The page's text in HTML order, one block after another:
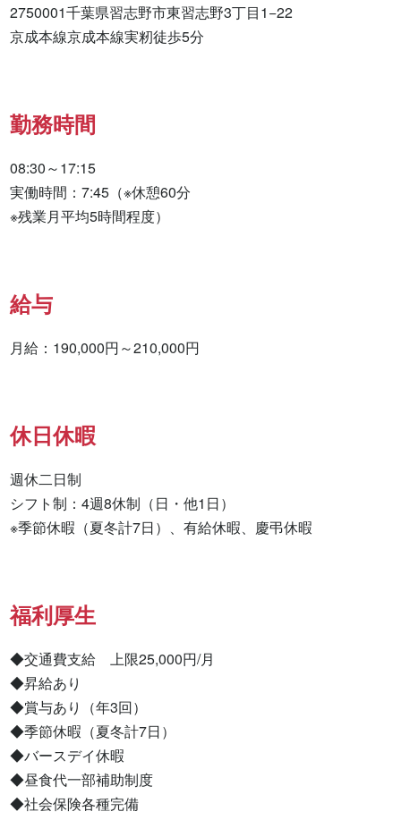
2750001千葉県習志野市東習志野3丁目1−22
京成本線京成本線実籾徒歩5分
勤務時間
08:30～17:15
実働時間：7:45（※休憩60分
※残業月平均5時間程度）
給与
月給：190,000円～210,000円
休日休暇
週休二日制
シフト制：4週8休制（日・他1日）
※季節休暇（夏冬計7日）、有給休暇、慶弔休暇
福利厚生
◆交通費支給　上限25,000円/月
◆昇給あり
◆賞与あり（年3回）
◆季節休暇（夏冬計7日）
◆バースデイ休暇
◆昼食代一部補助制度
◆社会保険各種完備